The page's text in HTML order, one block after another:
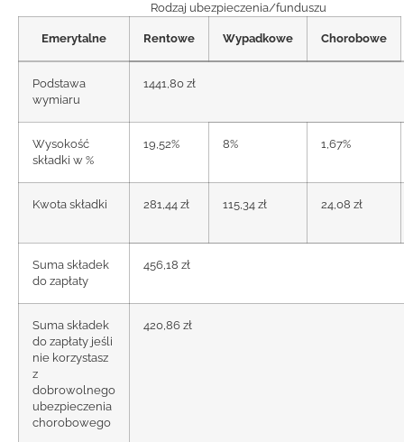
Rodzaj ubezpieczenia/funduszu
Emerytalne Rentowe Wypadkowe Chorobowe
Podstawa
wymiaru
1441,80 zł
Wysokość
składki w %
19,52% 8% 1,67%
Kwota składki 281,44 zł 115,34 zł 24,08 zł
Suma składek
do zapłaty
456,18 zł
Suma składek
do zapłaty jeśli
nie korzystasz
z
dobrowolnego
ubezpieczenia
chorobowego
420,86 zł